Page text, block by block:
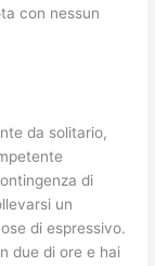
con nessun
da solitario,
di
un
di espressivo.
due di ore e hai